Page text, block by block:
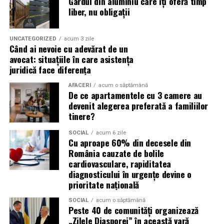
Un ulei formulat pentru utilizarea cu DPF contribuie la:
reducerea acumulării de reziduuri;
protejarea filtrului de particule;
funcționarea eficientă a sistemului antipoluare.
Acest aspect este esențial pentru reducerea riscului
unor reparații costisitoare.
Avantajele Ravenol VMP USVO 5W30
Printre cele mai importante avantaje se numără:
tehnologie USVO;
stabilitate termică ridicată;
rezistență la oxidare;
protecție împotriva uzurii;
(Advertorial)
liber, nu obligații
UNCATEGORIZED acum 3 zile
Când ai nevoie cu adevărat de un
avocat: situațiile în care asistența
juridică face diferența
AFACERI acum o săptămână
De ce apartamentele cu 3 camere au
devenit alegerea preferată a familiilor
tinere?
SOCIAL acum 6 zile
Cu aproape 60% din decesele din
România cauzate de bolile
cardiovasculare, rapiditatea
diagnosticului în urgențe devine o
prioritate națională
SOCIAL acum o săptămână
Peste 40 de comunități organizează
„Zilele Diasporei” în această vară